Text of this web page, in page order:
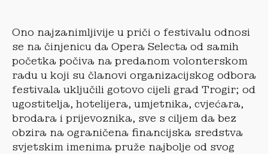
Ono najzanimljivije u priči o festivalu odnosi
se na činjenicu da Opera Selecta od samih
početka počiva na predanom volonterskom
radu u koji su članovi organizacijskog odbora
festivala uključili gotovo cijeli grad Trogir; od
ugostitelja, hotelijera, umjetnika, cvjećara,
brodara i prijevoznika, sve s ciljem da bez
obzira na ograničena financijska sredstva
svjetskim imenima pruže najbolje od svog